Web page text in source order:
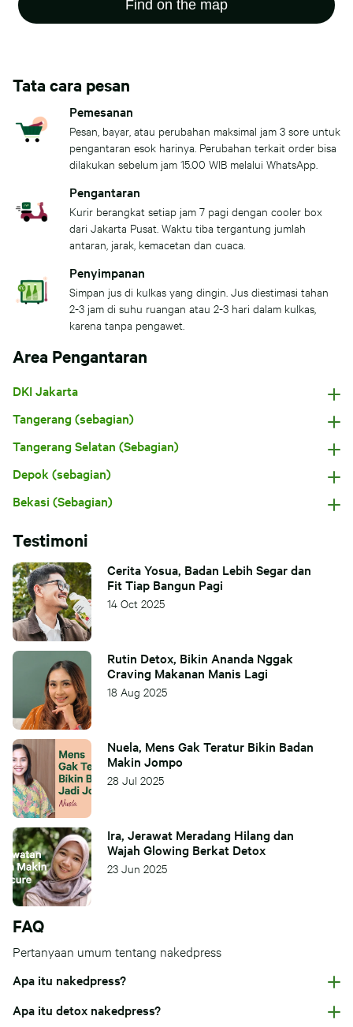
Find on the map
Tata cara pesan
Pemesanan
Pesan, bayar, atau perubahan maksimal jam 3 sore untuk
pengantaran esok harinya. Perubahan terkait order bisa
dilakukan sebelum jam 15.00 WIB melalui WhatsApp.
Pengantaran
Kurir berangkat setiap jam 7 pagi dengan cooler box
dari Jakarta Pusat. Waktu tiba tergantung jumlah
antaran, jarak, kemacetan dan cuaca.
Penyimpanan
Simpan jus di kulkas yang dingin. Jus diestimasi tahan
2-3 jam di suhu ruangan atau 2-3 hari dalam kulkas,
karena tanpa pengawet.
Area Pengantaran
DKI Jakarta
Tangerang (sebagian)
Tangerang Selatan (Sebagian)
Depok (sebagian)
Bekasi (Sebagian)
Testimoni
Cerita Yosua, Badan Lebih Segar dan
Fit Tiap Bangun Pagi
14 Oct 2025
Rutin Detox, Bikin Ananda Nggak
Craving Makanan Manis Lagi
18 Aug 2025
Nuela, Mens Gak Teratur Bikin Badan
Makin Jompo
28 Jul 2025
Ira, Jerawat Meradang Hilang dan
Wajah Glowing Berkat Detox
23 Jun 2025
FAQ
Pertanyaan umum tentang nakedpress
Apa itu nakedpress?
Apa itu detox nakedpress?